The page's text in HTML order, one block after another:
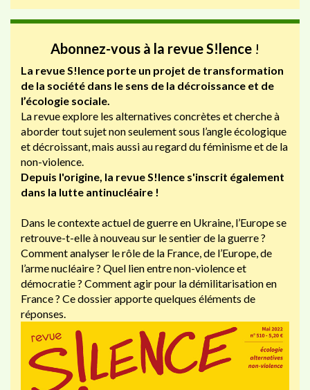
Abonnez-vous à la revue S!lence !
La revue S!lence porte un projet de transformation
de la société dans le sens de la décroissance et de
l’écologie sociale.
La revue explore les alternatives concrètes et cherche à
aborder tout sujet non seulement sous l’angle écologique
et décroissant, mais aussi au regard du féminisme et de la
non-violence.
Depuis l'origine, la revue S!lence s'inscrit également
dans la lutte antinucléaire !
Dans le contexte actuel de guerre en Ukraine, l’Europe se
retrouve-t-elle à nouveau sur le sentier de la guerre ?
Comment analyser le rôle de la France, de l’Europe, de
l’arme nucléaire ? Quel lien entre non-violence et
démocratie ? Comment agir pour la démilitarisation en
France ? Ce dossier apporte quelques éléments de
réponses.